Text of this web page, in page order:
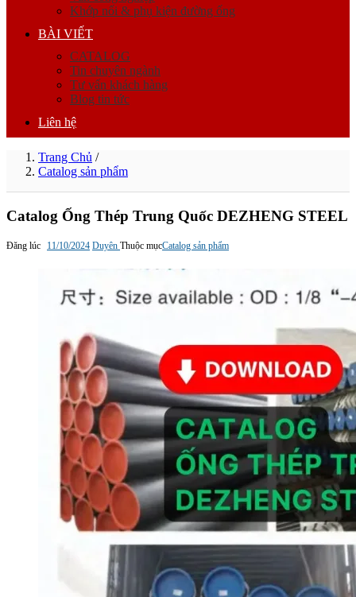
Khớp nối & phụ kiện đường ống
BÀI VIẾT
CATALOG
Tin chuyên ngành
Tư vấn khách hàng
Blog tin tức
Liên hệ
Trang Chủ /
Catalog sản phẩm
Catalog Ống Thép Trung Quốc DEZHENG STEEL
Đăng lúc 11/10/2024 Duyên Thuộc mụcCatalog sản phẩm